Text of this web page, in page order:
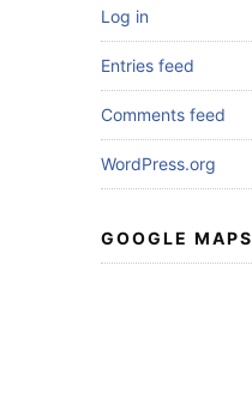
Log in
Entries feed
Comments feed
WordPress.org
GOOGLE MAPS